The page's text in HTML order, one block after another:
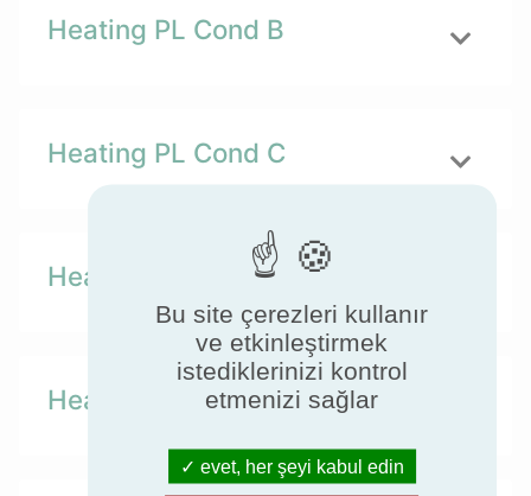
Heating PL Cond B
Heating PL Cond C
Heating PL Cond D
Heating PL Cond E TOL
Bu site çerezleri kullanır
ve etkinleştirmek
istediklerinizi kontrol
etmenizi sağlar
evet, her şeyi kabul edin